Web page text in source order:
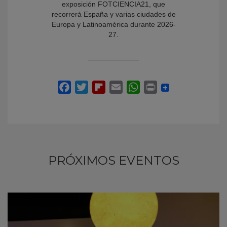
exposición FOTCIENCIA21, que
recorrerá España y varias ciudades de
Europa y Latinoamérica durante 2026-
27.
PRÓXIMOS EVENTOS